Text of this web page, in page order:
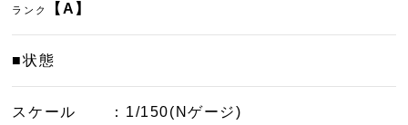
ランク 【A】
■状態
スケール
：1/150(Nゲージ)